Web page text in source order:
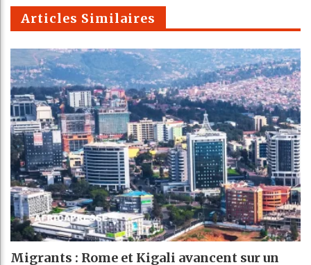
m
Articles Similaires
Migrants : Rome et Kigali avancent sur un